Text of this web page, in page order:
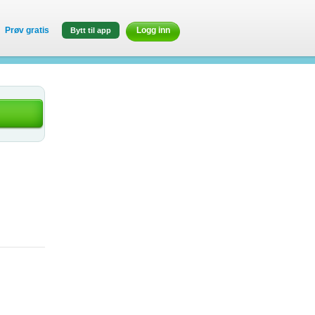
Prøv gratis Bytt til app Logg inn